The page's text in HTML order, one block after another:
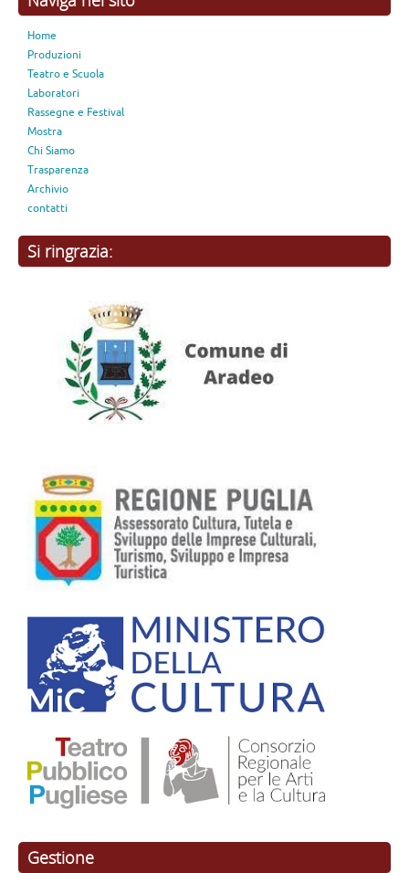
LA SCENA DEI RAGAZZI 2026 – Matinée per le scuole – Teatro Comunale
“D. Modugno” di Aradeo
Bagliori d’Ombra 2026 – Laboratori, spettacoli e incontri fra Aradeo e
Lecce ex Convitto Palmieri
Qilong! il drago verde
ZIO MONDO
traparenza
Naviga nel sito
Teatro e Scuola
Laboratori
Rassegne e Festival
contatti
Si ringrazia: